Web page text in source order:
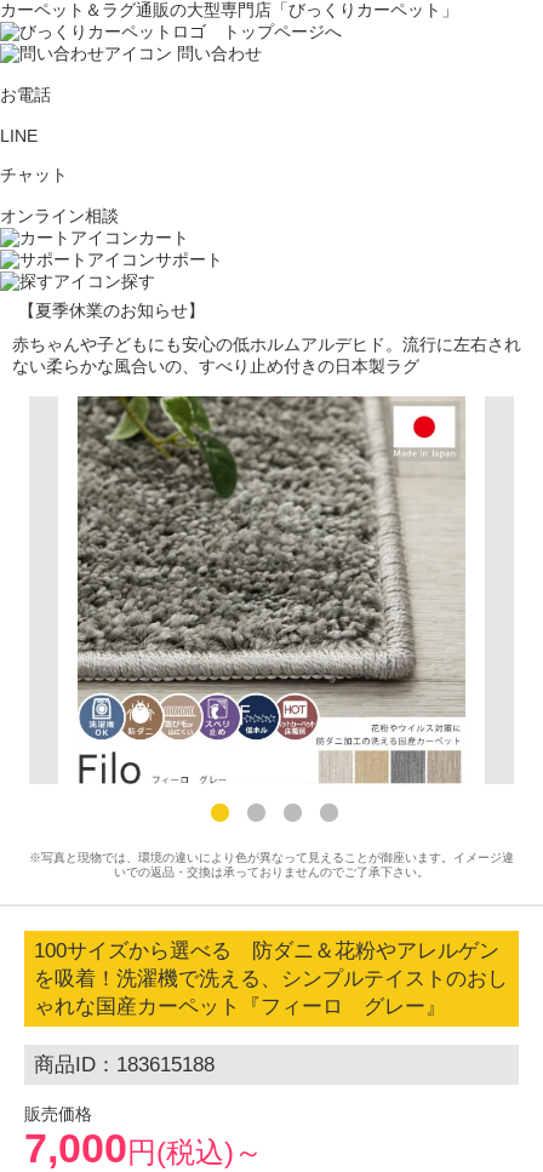
カーペット＆ラグ通販の大型専門店「びっくりカーペット」
問い合わせ
お電話
LINE
チャット
オンライン相談
カート
サポート
探す
【夏季休業のお知らせ】
赤ちゃんや子どもにも安心の低ホルムアルデヒド。流行に左右され
ない柔らかな風合いの、すべり止め付きの日本製ラグ
※写真と現物では、環境の違いにより色が異なって見えることが御座います。イメージ違
いでの返品・交換は承っておりませんのでご了承下さい。
100サイズから選べる 防ダニ＆花粉やアレルゲン
を吸着！洗濯機で洗える、シンプルテイストのおし
ゃれな国産カーペット『フィーロ グレー』
商品ID：183615188
販売価格
7,000円(税込)～